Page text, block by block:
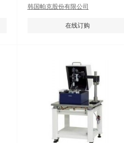
韩国帕克股份有限公司
在线订购